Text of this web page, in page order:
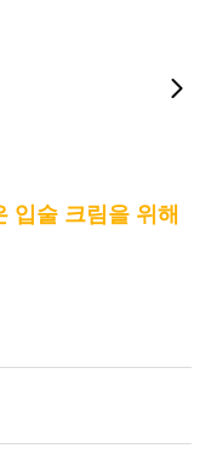
입술 크림을 위해